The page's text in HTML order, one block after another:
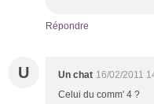
Répondre
U Un chat 16/02/2011
Celui du comm' 4 ?